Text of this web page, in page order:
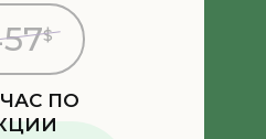
$
ПО